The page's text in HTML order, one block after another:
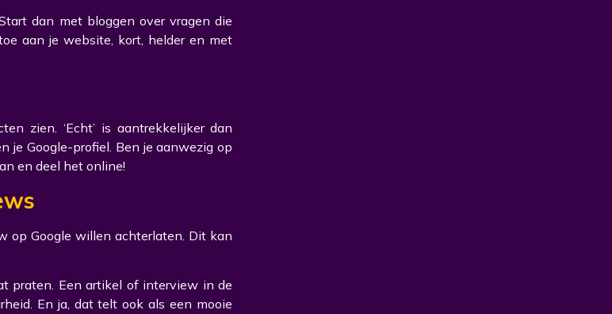
dan met bloggen over vragen die
aan je website, kort, helder en met
zien. ‘Echt’ is aantrekkelijker dan
je Google-profiel. Ben je aanwezig op
en deel het online!
op Google willen achterlaten. Dit kan
praten. Een artikel of interview in de
En ja, dat telt ook als een mooie